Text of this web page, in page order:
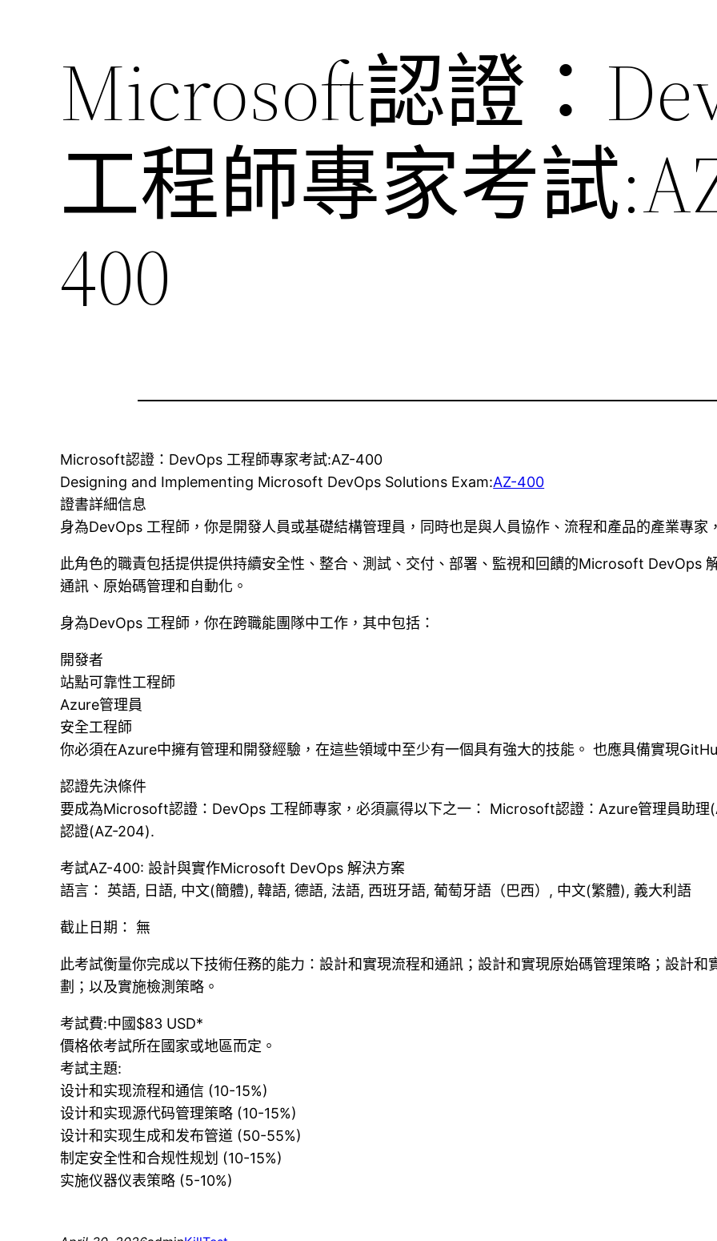
Microsoft認證：
工程師專家考試
400
Microsoft認證：DevOps 工程師專家考試:AZ-400
Designing and Implementing Microsoft DevOps Solutions Exam:AZ-400
證書詳細信息
身為DevOps 工程師，你是開發人員或基礎結構管理員，同時也是與人員協作、流程和產品的產業專家
此角色的職責包括提供提供持續安全性、整合、測試、交付、部署、監視和回饋的Microsoft DevOps
通訊、原始碼管理和自動化。
身為DevOps 工程師，你在跨職能團隊中工作，其中包括：
開發者
站點可靠性工程師
Azure管理員
安全工程師
你必須在Azure中擁有管理和開發經驗，在這些領域中至少有一個具有強大的技能。 也應具備實現
認證先決條件
要成為Microsoft認證：DevOps 工程師專家，必須贏得以下之一： Microsoft認證：Azure管理員助
認證(AZ-204).
考試AZ-400: 設計與實作Microsoft DevOps 解決方案
語言： 英語, 日語, 中文(簡體), 韓語, 德語, 法語, 西班牙語, 葡萄牙語（巴西）, 中文(繁體), 義大利語
截止日期： 無
此考試衡量你完成以下技術任務的能力：設計和實現流程和通訊；設計和實現原始碼管理策略；設計
劃；以及實施檢測策略。
考試費:中國$83 USD*
價格依考試所在國家或地區而定。
考試主題:
设计和实现流程和通信 (10-15%)
设计和实现源代码管理策略 (10-15%)
设计和实现生成和发布管道 (50-55%)
制定安全性和合规性规划 (10-15%)
实施仪器仪表策略 (5-10%)